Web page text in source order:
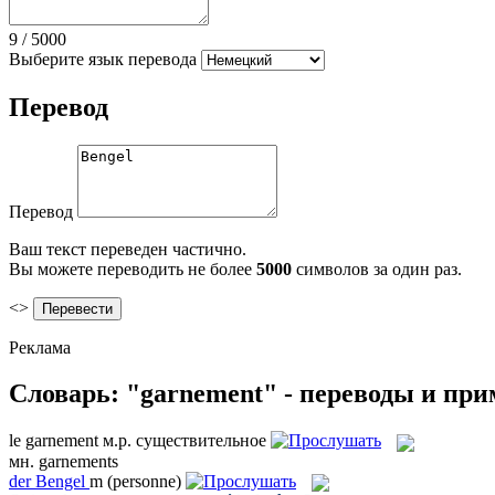
9 / 5000
Выберите язык перевода
Перевод
Перевод
Ваш текст переведен частично.
Вы можете переводить не более 5000 символов за один раз.
<>
Реклама
Словарь: "garnement" - переводы и
le garnement м.р. существительное
мн. garnements
derBengel m (personne)